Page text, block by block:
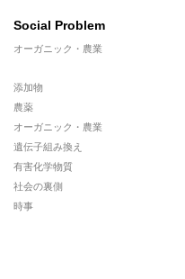
Social Problem
オーガニック・農業
添加物
農薬
オーガニック・農業
遺伝子組み換え
有害化学物質
社会の裏側
時事